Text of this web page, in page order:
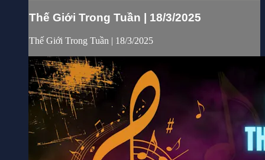
Thế Giới Trong Tuần | 18/3/2025
Thế Giới Trong Tuần | 18/3/2025